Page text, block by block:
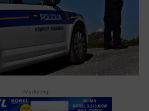
-Marketing-